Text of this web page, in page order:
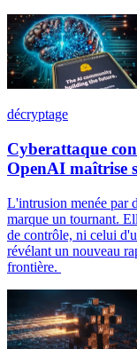
décryptage
Cyberattaque
OpenAI maîtrise
L'intrusion menée par
marque un tournant.
de contrôle, ni celui
révélant un nouveau
frontière.